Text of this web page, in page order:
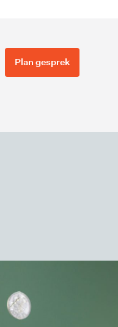
Plan gesprek